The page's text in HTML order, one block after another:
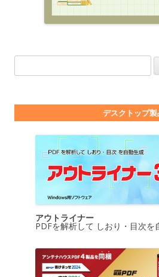
デスクトップ製
アウトライナー
PDFを解析して しおり・目次を